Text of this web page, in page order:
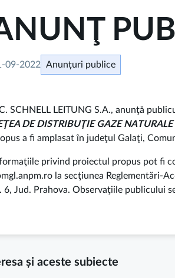
09-2022 Anunțuri publice
SCHNELL LEITUNG S.A., anunţă
DE DISTRIBUŢIE GAZE NATURALE
a fi amplasat în judeţul Galaţi,
privind proiectul propus pot fi
la secţiunea Reglementări-
6, Jud. Prahova. Observaţiile publicului
și aceste subiecte